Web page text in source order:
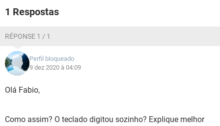
1 Respostas
RÉPONSE 1 / 1
Perfil bloqueado
9 dez 2020 à 04:09
Olá Fabio,
Como assim? O teclado digitou sozinho? Explique melhor